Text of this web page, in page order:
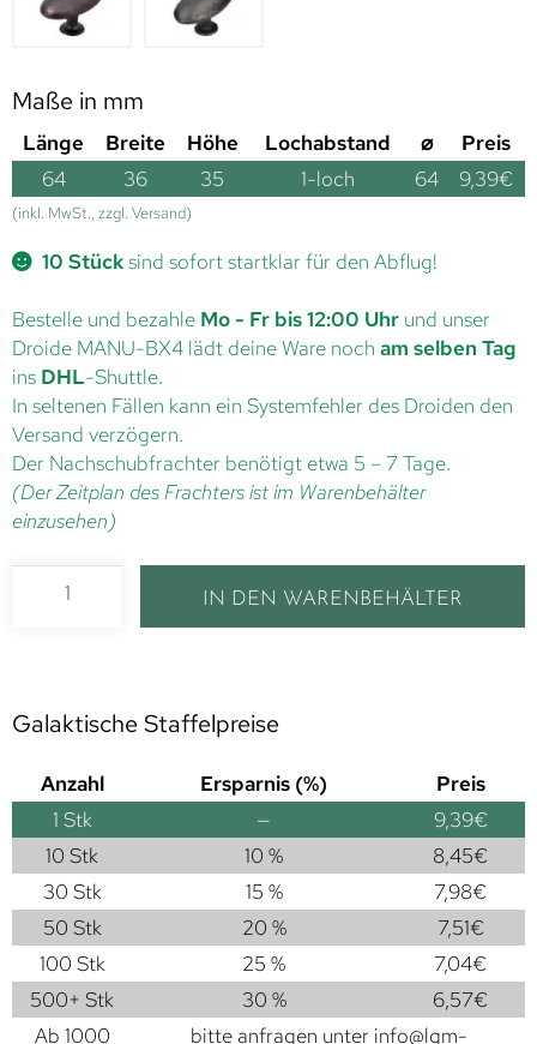
Maße in mm
Länge Breite Höhe Lochabstand ⌀
Preis
64
36 35 1-loch 64 9,39€
(inkl. MwSt., zzgl. Versand)
10 Stücksind sofort startklar für den Abflug!
Bestelle und bezahle Mo - Fr bis 12:00 Uhr und unser
Droide MANU-BX4 lädt deine Ware noch am selben Tag
ins DHL-Shuttle.
In seltenen Fällen kann ein Systemfehler des Droiden den
Versand verzögern.
Der Nachschubfrachter benötigt etwa 5 – 7 Tage.
(Der Zeitplan des Frachters ist im Warenbehälter
einzusehen)
IN DEN WARENBEHÄLTER
Galaktische Staffelpreise
Anzahl Ersparnis (%)
Preis
1 Stk — 9,39€
10 Stk
10 % 8,45€
30 Stk
15 % 7,98€
50 Stk
20 % 7,51€
100 Stk
25 % 7,04€
500+ Stk
30 % 6,57€
Ab 1000
bitte anfragen unter info@lgm-